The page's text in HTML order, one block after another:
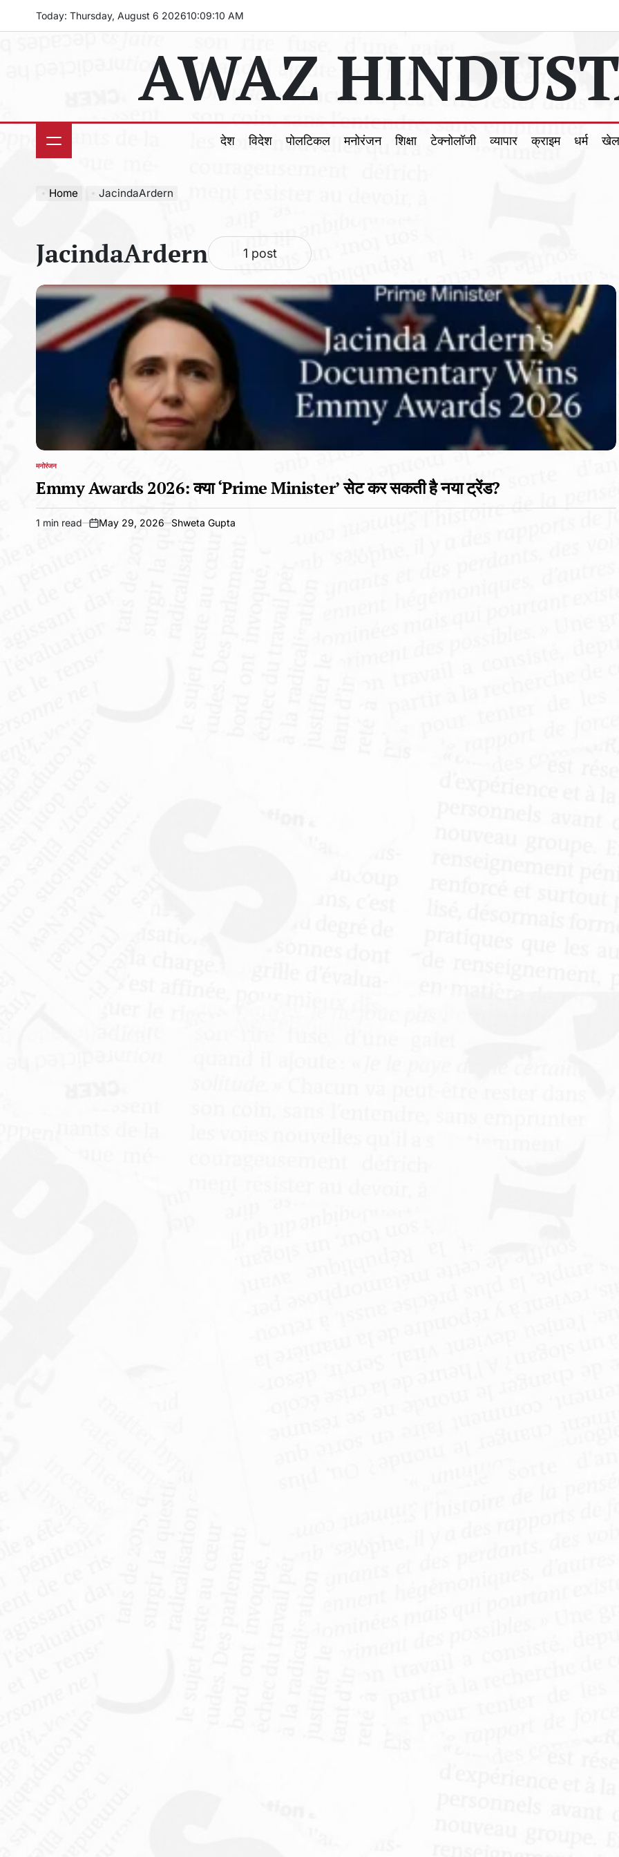
Today: Thursday, August 6 202610:09:12 AM
AWAZ
देश विदेश पोलटिकल मनोरंजन शिक्षा टेक्नोलॉजी व्यापार क्राइम धर्म खेल
Home JacindaArdern
JacindaArdern 1 post
POSTED
मनोरंजन
Emmy Awards 2026: क्या ‘Prime Minister’ सेट कर सकती है नया ट्रेंड?
Estimated
1 min read
on
May 29, 2026 Shweta Gupta